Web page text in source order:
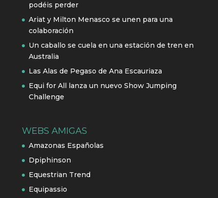
podéis perder
Ariat y Milton Menasco se unen para una
colaboración
Un caballo se cuela en una estación de tren en
Australia
Las Alas de Pegaso de Ana Escauriaza
Equi for All lanza un nuevo Show Jumping
Challenge
WEBS AMIGAS
Amazonas Españolas
Dpiphinson
Equestrian Trend
Equipassio